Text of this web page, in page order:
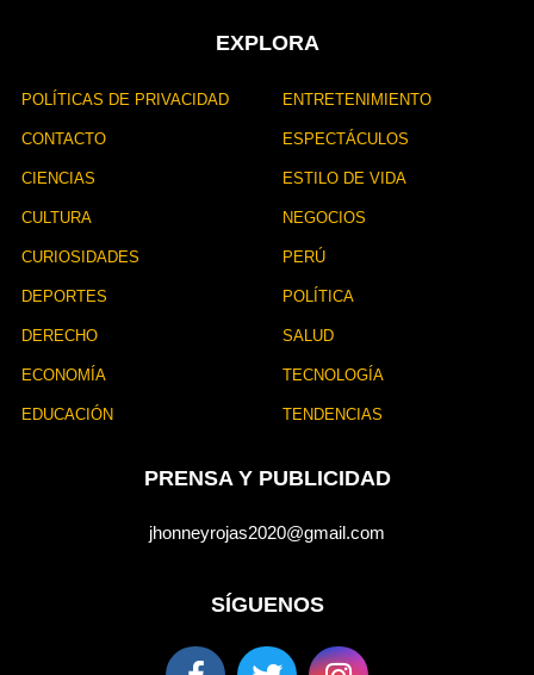
EXPLORA
POLÍTICAS DE PRIVACIDAD
CONTACTO
CIENCIAS
CULTURA
CURIOSIDADES
DEPORTES
DERECHO
ECONOMÍA
EDUCACIÓN
ENTRETENIMIENTO
ESPECTÁCULOS
ESTILO DE VIDA
NEGOCIOS
PERÚ
POLÍTICA
SALUD
TECNOLOGÍA
TENDENCIAS
PRENSA Y PUBLICIDAD
jhonneyrojas2020@gmail.com
SÍGUENOS